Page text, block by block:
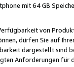
mit 64 GB
von
dürfen Sie auf
dargestellt sind
Anforderungen für